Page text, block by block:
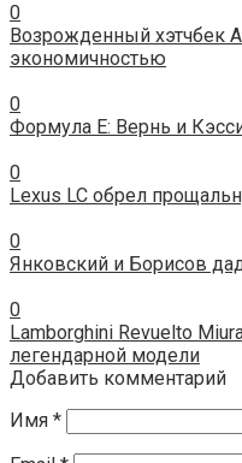
0
Возрожденный хэтчбек
экономичностью
0
Формула Е: Вернь и
0
Lexus LC обрел
0
Янковский и Борисов
0
Lamborghini Revuelto
легендарной модели
Добавить комментарий
Имя *